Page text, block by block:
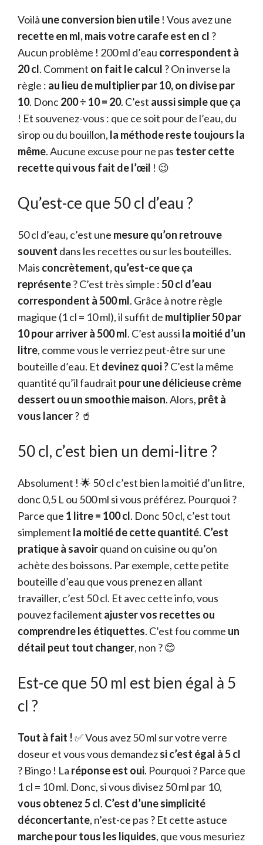
Voilà une conversion bien utile ! Vous avez une
recette en ml, mais votre carafe est en cl ?
Aucun problème ! 200 ml d’eau correspondent à
20 cl. Comment on fait le calcul ? On inverse la
règle : au lieu de multiplier par 10, on divise par
10. Donc200 ÷ 10 = 20. C’est aussi simple que ça
! Et souvenez-vous : que ce soit pour de l’eau, du
sirop ou du bouillon, la méthode reste toujours la
même. Aucune excuse pour ne pas tester cette
recette qui vous fait de l’œil ! 😉
Qu’est-ce que 50 cl d’eau ?
50 cl d’eau, c’est une mesure qu’on retrouve
souvent dans les recettes ou sur les bouteilles.
Mais concrètement, qu’est-ce que ça
représente? C’est très simple :50 cl d’eau
correspondent à 500 ml. Grâce à notre règle
magique (1 cl = 10 ml), il suffit de multiplier 50 par
10 pour arriver à 500 ml. C’est aussi la moitié d’un
litre, comme vous le verriez peut-être sur une
bouteille d’eau. Et devinez quoi ?C’est la même
quantité qu’il faudrait pour une délicieuse crème
dessert ou un smoothie maison. Alors, prêt à
vous lancer? 🥤
50 cl, c’est bien un demi-litre ?
Absolument ! 🌟 50 cl c’est bien la moitié d’un litre,
donc 0,5 L ou 500 ml si vous préférez. Pourquoi ?
Parce que 1 litre = 100 cl. Donc 50 cl, c’est tout
simplement la moitié de cette quantité. C’est
pratique à savoirquand on cuisine ou qu’on
achète des boissons. Par exemple, cette petite
bouteille d’eau que vous prenez en allant
travailler, c’est 50 cl. Et avec cette info, vous
pouvez facilement ajuster vos recettes ou
comprendre les étiquettes. C’est fou comme un
détail peut tout changer, non ? 😊
Est-ce que 50 ml est bien égal à 5
cl ?
Tout à fait !✅ Vous avez 50 ml sur votre verre
doseur et vous vous demandezsi c’est égal à 5 cl
? Bingo ! La réponse est oui. Pourquoi ? Parce que
1 cl = 10 ml. Donc, si vous divisez 50 ml par 10,
vous obtenez 5 cl. C’est d’une simplicité
déconcertante, n’est-ce pas ? Et cette astuce
marche pour tous les liquides, que vous mesuriez